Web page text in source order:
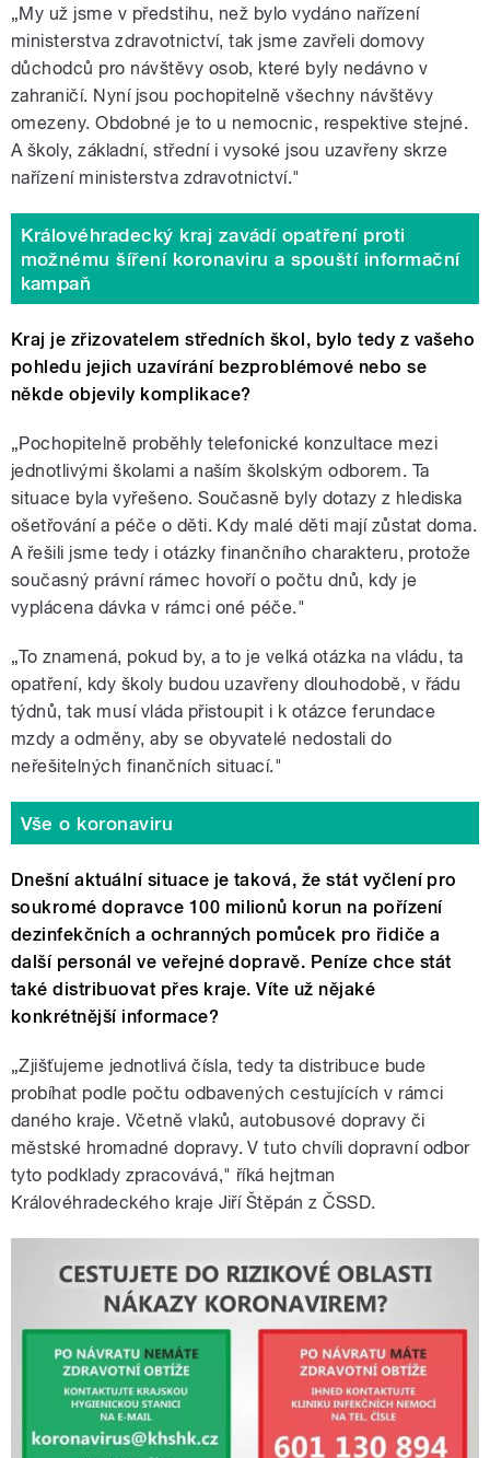
„My už jsme v předstihu, než bylo vydáno nařízení
ministerstva zdravotnictví, tak jsme zavřeli domovy
důchodců pro návštěvy osob, které byly nedávno v
zahraničí. Nyní jsou pochopitelně všechny návštěvy
omezeny. Obdobné je to u nemocnic, respektive stejné.
A školy, základní, střední i vysoké jsou uzavřeny skrze
nařízení ministerstva zdravotnictví."
Královéhradecký kraj zavádí opatření proti
možnému šíření koronaviru a spouští informační
kampaň
Kraj je zřizovatelem středních škol, bylo tedy z vašeho
pohledu jejich uzavírání bezproblémové nebo se
někde objevily komplikace?
„Pochopitelně proběhly telefonické konzultace mezi
jednotlivými školami a naším školským odborem. Ta
situace byla vyřešeno. Současně byly dotazy z hlediska
ošetřování a péče o děti. Kdy malé děti mají zůstat doma.
A řešili jsme tedy i otázky finančního charakteru, protože
současný právní rámec hovoří o počtu dnů, kdy je
vyplácena dávka v rámci oné péče."
„To znamená, pokud by, a to je velká otázka na vládu, ta
opatření, kdy školy budou uzavřeny dlouhodobě, v řádu
týdnů, tak musí vláda přistoupit i k otázce ferundace
mzdy a odměny, aby se obyvatelé nedostali do
neřešitelných finančních situací."
Vše o koronaviru
Dnešní aktuální situace je taková, že stát vyčlení pro
soukromé dopravce 100 milionů korun na pořízení
dezinfekčních a ochranných pomůcek pro řidiče a
další personál ve veřejné dopravě. Peníze chce stát
také distribuovat přes kraje. Víte už nějaké
konkrétnější informace?
„Zjišťujeme jednotlivá čísla, tedy ta distribuce bude
probíhat podle počtu odbavených cestujících v rámci
daného kraje. Včetně vlaků, autobusové dopravy či
městské hromadné dopravy. V tuto chvíli dopravní odbor
tyto podklady zpracovává," říká hejtman
Královéhradeckého kraje Jiří Štěpán z ČSSD.